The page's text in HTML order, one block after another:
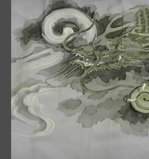
付下げ
紬
小物類
袋帯
男性用着物